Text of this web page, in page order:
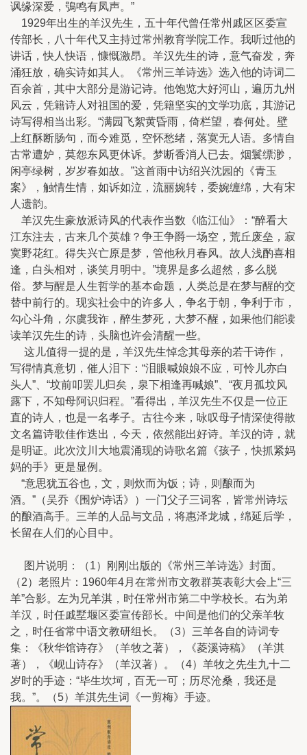
讽缘深爱，鴞鸣有凤声。”
1929年出生的羊汉先生，五十年代曾任常州戚区区委宣
传部长，八十年代又主持过常州教育学院工作。我听过他的
讲话，快人快语，慷慨激昂。羊汉先生的诗，意气奋发，奔
涌狂放，确实诗如其人。《常州三羊诗选》选入他的诗词二
百余首，其中大部分是游记诗。他饱览大好河山，遍历九州
风云，凭籍诗人对祖国的爱，凭籍坚实的文学功底，其游记
诗写得相当出彩。“满园飞絮黄昏雨，倚栏望，春何处。壁
上红酥断肠句，而今难觅，空怀愁绪，落寞无人语。多情自
古常遭妒，莫怨东风更休诉。梦断香消人已去。烟鬟缥渺，
闲亭绿树，岁岁春如故。”这首雨中访绍兴沈园的《青玉
案》，触情生情，如诉如泣，流丽婉转，委婉缠绵，大有宋
人遗韵。
羊汉先生豪放派诗风的代表作当数《临江仙》：“醉看大
江东注去，古来几个英雄？争王争爵一场空，荒丘废垒，寂
寞野花红。得失兴亡原是梦，管他秋月春风。故人浅酌喜相
逢，白头相对，谈笑月明中。”境界是多么超然，多么脱
俗。梦与醒是人生哲学的基本命题，人类总是在梦与醒的交
替中前行的。现实社会中的许多人，争名于朝，争利于市，
勾心斗角，尔虞我诈，醉生梦死，大梦不醒，如果他们能读
读羊汉先生的诗，头脑也许会清醒一些。
这儿值得一提的是，羊汉先生悼念其母亲的若干诗作，
写得情真意切，催人泪下：“泪眼喊娘娘不应，可怜儿亦白
头人”、“坟前叩罢儿归矣，泉下相逢再喊娘”、“夜月孤坟风
露下，不知母阿识归程。”看得出，羊汉先生不仅是一位正
直的诗人，也是一名孝子。古往今来，咏叹母子情深使得散
文名篇诗歌佳作迭出，今天，依然能出好诗。羊汉的诗，就
是明证。此次汶川大地震涌现的诗歌名篇《孩子，快抓紧妈
妈的手》更是显例。
“意思犹五谷也，文，则炊而为饭；诗，则酿而为
酒。”（吴乔《围炉诗话》）一门父子三词客，皆常州诗坛
的酿酒高手。三羊的人品与文品，将惠泽龙城，绵延后学，
长留在人们的心目中。
图片说明：（1）刚刚出版的《常州三羊诗选》封面。
（2）老照片：1960年4月在常州市文教群英表彰大会上“三
羊”合影。左为兄羊淇，时任常州市第二中学校长。右为弟
羊汉，时任戚墅堰区委宣传部长。中间是他们的父亲羊牧
之，时任省常中语文教研组长。（3）三羊各自的诗词专
集：《秋华馆诗存》（羊牧之著），《菱溪诗稿》（羊淇
著），《岘山诗存》（羊汉著）。（4）羊牧之先生九十二
岁时的手迹：“毕生坎坷，百无一可；历尽沧桑，我还是
我。”。（5）羊淇先生词《一剪梅》手迹。